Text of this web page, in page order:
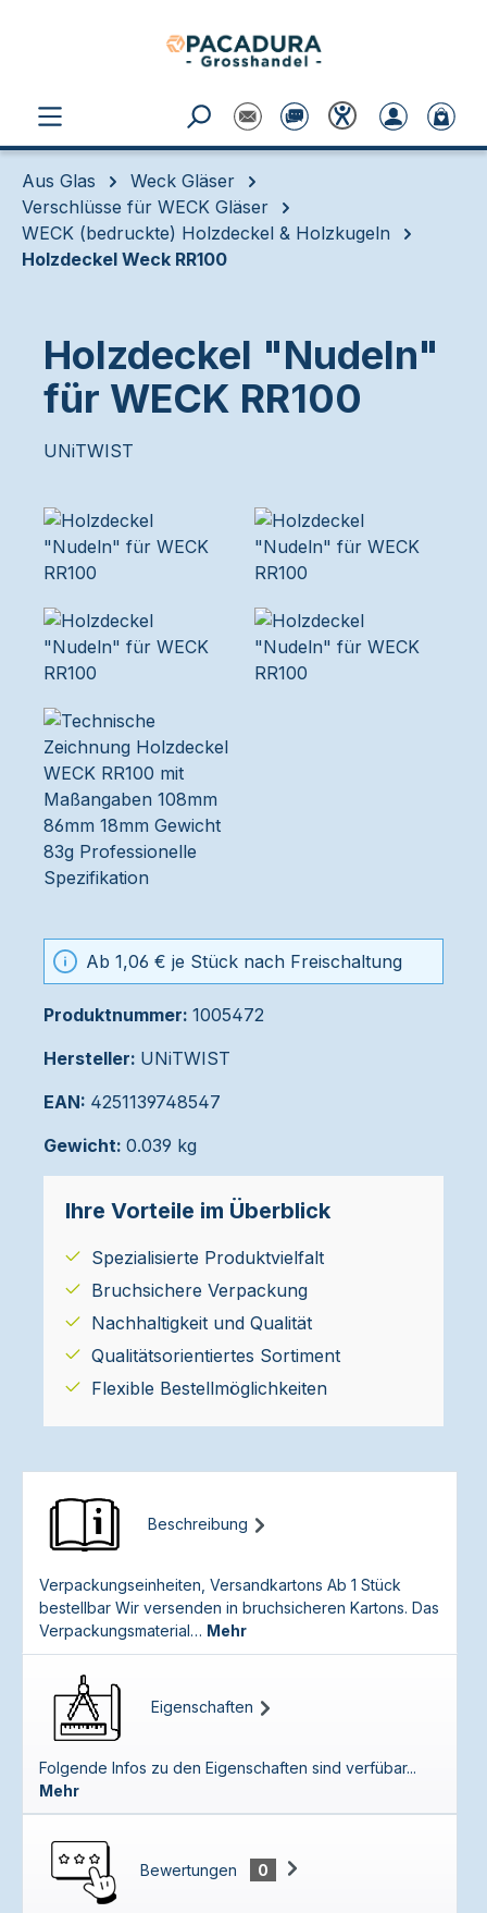
Aus Glas
Weck Gläser
Verschlüsse für WECK Gläser
WECK (bedruckte) Holzdeckel & Holzkugeln
Holzdeckel Weck RR100
Holzdeckel "Nudeln"
für WECK RR100
UNiTWIST
Ab 1,06 € je Stück nach Freischaltung
Produktnummer: 1005472
Hersteller: UNiTWIST
EAN: 4251139748547
Gewicht: 0.039 kg
Ihre Vorteile im Überblick
Spezialisierte Produktvielfalt
Bruchsichere Verpackung
Nachhaltigkeit und Qualität
Qualitätsorientiertes Sortiment
Flexible Bestellmöglichkeiten
Beschreibung
Verpackungseinheiten, Versandkartons Ab 1 Stück
bestellbar Wir versenden in bruchsicheren Kartons. Das
Verpackungsmaterial… Mehr
Eigenschaften
Folgende Infos zu den Eigenschaften sind verfübar...
Mehr
Bewertungen 0